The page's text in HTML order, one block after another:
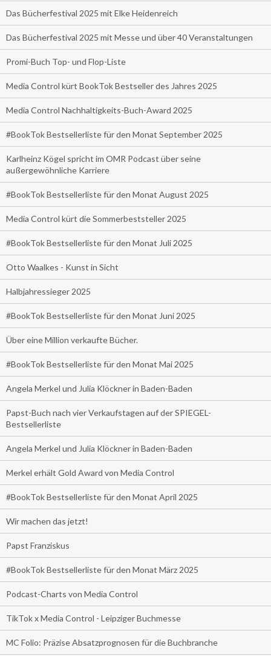
Das Bücherfestival 2025 mit Elke Heidenreich
Das Bücherfestival 2025 mit Messe und über 40 Veranstaltungen
Promi-Buch Top- und Flop-Liste
Media Control kürt BookTok Bestseller des Jahres 2025
Media Control Nachhaltigkeits-Buch-Award 2025
#BookTok Bestsellerliste für den Monat September 2025
Karlheinz Kögel spricht im OMR Podcast über seine
außergewöhnliche Karriere
#BookTok Bestsellerliste für den Monat August 2025
Media Control kürt die Sommerbeststeller 2025
#BookTok Bestsellerliste für den Monat Juli 2025
Otto Waalkes - Kunst in Sicht
Halbjahressieger 2025
#BookTok Bestsellerliste für den Monat Juni 2025
Über eine Million verkaufte Bücher.
#BookTok Bestsellerliste für den Monat Mai 2025
Angela Merkel und Julia Klöckner in Baden-Baden
Papst-Buch nach vier Verkaufstagen auf der SPIEGEL-
Bestsellerliste
Angela Merkel und Julia Klöckner in Baden-Baden
Merkel erhält Gold Award von Media Control
#BookTok Bestsellerliste für den Monat April 2025
Wir machen das jetzt!
Papst Franziskus
#BookTok Bestsellerliste für den Monat März 2025
Podcast-Charts von Media Control
TikTok x Media Control - Leipziger Buchmesse
MC Folio: Präzise Absatzprognosen für die Buchbranche